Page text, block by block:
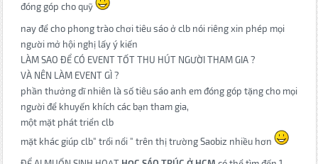
đóng góp cho quỹ
nay để cho phong trào chơi tiêu sáo ở clb nói riêng xin phép mọi
người mở hội nghị lấy ý kiến
LÀM SAO ĐỂ CÓ EVENT TỐT THU HÚT NGƯỜI THAM GIA ?
VÀ NÊN LÀM EVENT GÌ ?
phần thưởng dĩ nhiên là số tiêu sáo anh em đóng góp tặng cho mọi
người để khuyến khích các bạn tham gia,
một mặt phát triển clb
mặt khác giúp clb" trổi nổi " trên thị trường Saobiz nhiều hơn